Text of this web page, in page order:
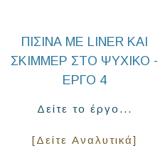
ΠΙΣΊΝΑ ΜΕ LINER ΚΑΙ
ΣΚΊΜΜΕΡ ΣΤΟ ΨΥΧΙΚΌ -
ΈΡΓΟ 4
Δείτε το έργο...
[Δείτε Αναλυτικά]